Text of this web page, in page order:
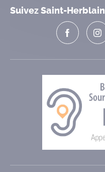
Suivez Saint-Herblain